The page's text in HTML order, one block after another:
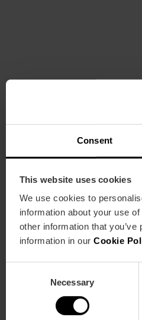
Consent
This website uses cookies
We use cookies to
information about your use
other information that
information in our Cookie
Necessary